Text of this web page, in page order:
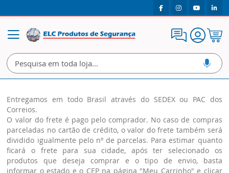
Alternar
Nav
Meu
Entregamos em todo Brasil através do SEDEX ou PAC dos
Correios.
O valor do frete é pago pelo comprador. No caso de compras
parceladas no cartão de crédito, o valor do frete também será
dividido igualmente pelo nº de parcelas. Para estimar quanto
ficará o frete para sua cidade, após ter selecionado os
produtos que deseja comprar e o tipo de envio, basta
informar o estado e o CEP na página "Meu Carrinho" e clicar